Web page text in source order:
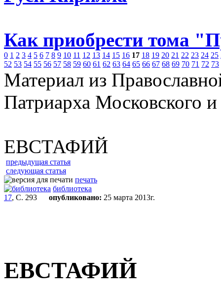
Как приобрести тома
0 1 2 3 4 5 6 7 8 9 10 11 12 13 14 15 16 17 18 19 20 21 22 23 24 25
52 53 54 55 56 57 58 59 60 61 62 63 64 65 66 67 68 69 70 71 72 73
Материал из
Патриарха Московского
ЕВСТАФИЙ
предыдущая статья
следующая статья
печать
библиотека
17, С. 293 опубликовано: 25 марта 2013г.
ЕВСТАФИЙ